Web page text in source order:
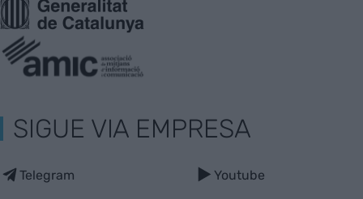
SIGUE VIA EMPRESA
Telegram Youtube